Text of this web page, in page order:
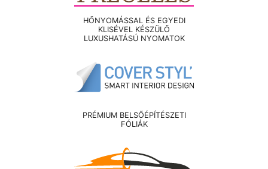
HŐNYOMÁSSAL ÉS EGYEDI
KLISÉVEL KÉSZÜLŐ
LUXUSHATÁSÚ NYOMATOK
PRÉMIUM BELSŐÉPÍTÉSZETI
FÓLIÁK